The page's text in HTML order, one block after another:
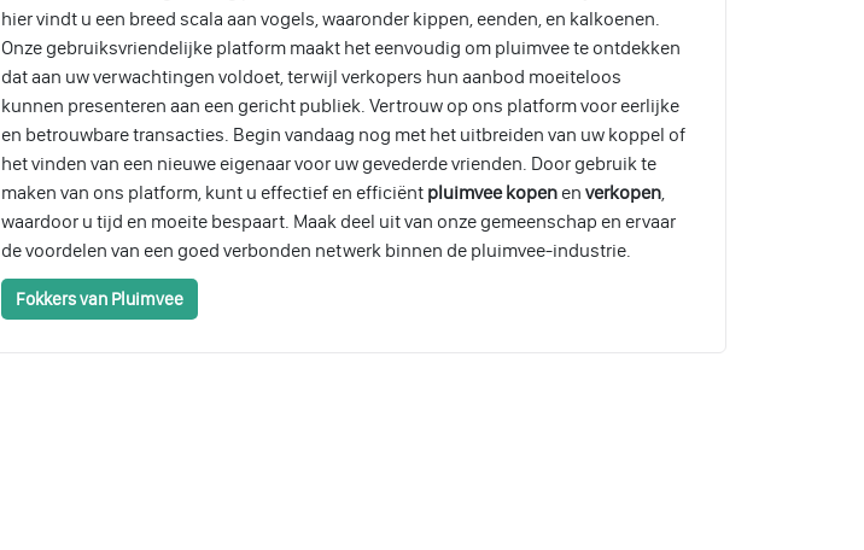
hier vindt u een breed scala aan vogels, waaronder kippen, eenden, en kalkoenen.
Onze gebruiksvriendelijke platform maakt het eenvoudig om pluimvee te ontdekken
dat aan uw verwachtingen voldoet, terwijl verkopers hun aanbod moeiteloos
kunnen presenteren aan een gericht publiek. Vertrouw op ons platform voor eerlijke
en betrouwbare transacties. Begin vandaag nog met het uitbreiden van uw koppel of
het vinden van een nieuwe eigenaar voor uw gevederde vrienden. Door gebruik te
maken van ons platform, kunt u effectief en efficiënt pluimvee kopen enverkopen,
waardoor u tijd en moeite bespaart. Maak deel uit van onze gemeenschap en ervaar
de voordelen van een goed verbonden netwerk binnen de pluimvee-industrie.
Fokkers van Pluimvee